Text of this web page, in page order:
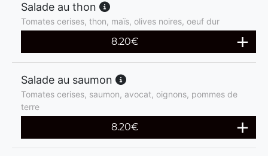
Salade au thon
Tomates cerises, thon, maïs, olives noires, oeuf dur
8.20€
Salade au saumon
Tomates cerises, saumon, avocat, oignons, pommes de
terre
8.20€